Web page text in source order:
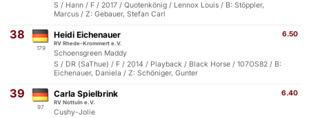
S / Hann / F / 2017 / Quotenkönig / Lennox Louis / B: Stöppler,
Marcus / Z: Gebauer, Stefan Carl
38
179
6.50
Heidi Eichenauer
RV Rhede-Krommert e.V.
Schoensgreen Maddy
S / DR (SaThue) / F / 2014 / Playback / Black Horse / 107OS82 / B:
Eichenauer, Daniela / Z: Schöniger, Gunter
39
97
6.40
Carla Spielbrink
RV Nottuln e.V.
Cushy-Jolie